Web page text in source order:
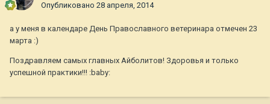
Опубликовано 28 апреля, 2014
а у меня в календаре День Православного ветеринара отмечен 23
марта :)
Поздравляем самых главных Айболитов! Здоровья и только
успешной практики!!! :baby: